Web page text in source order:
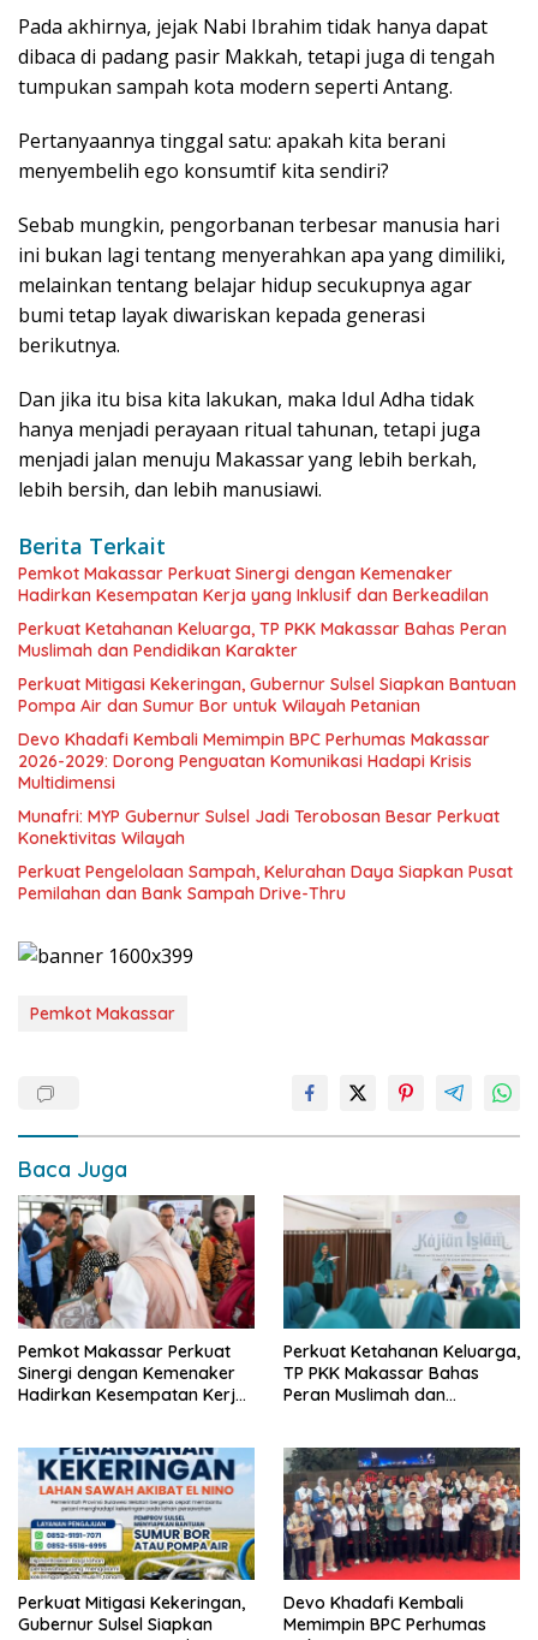
Pada akhirnya, jejak Nabi Ibrahim tidak hanya dapat
dibaca di padang pasir Makkah, tetapi juga di tengah
tumpukan sampah kota modern seperti Antang.
Pertanyaannya tinggal satu: apakah kita berani
menyembelih ego konsumtif kita sendiri?
Sebab mungkin, pengorbanan terbesar manusia hari
ini bukan lagi tentang menyerahkan apa yang dimiliki,
melainkan tentang belajar hidup secukupnya agar
bumi tetap layak diwariskan kepada generasi
berikutnya.
Dan jika itu bisa kita lakukan, maka Idul Adha tidak
hanya menjadi perayaan ritual tahunan, tetapi juga
menjadi jalan menuju Makassar yang lebih berkah,
lebih bersih, dan lebih manusiawi.
Berita Terkait
Pemkot Makassar Perkuat Sinergi dengan Kemenaker
Hadirkan Kesempatan Kerja yang Inklusif dan Berkeadilan
Perkuat Ketahanan Keluarga, TP PKK Makassar Bahas Peran
Muslimah dan Pendidikan Karakter
Perkuat Mitigasi Kekeringan, Gubernur Sulsel Siapkan Bantuan
Pompa Air dan Sumur Bor untuk Wilayah Petanian
Devo Khadafi Kembali Memimpin BPC Perhumas Makassar
2026-2029: Dorong Penguatan Komunikasi Hadapi Krisis
Multidimensi
Munafri: MYP Gubernur Sulsel Jadi Terobosan Besar Perkuat
Konektivitas Wilayah
Perkuat Pengelolaan Sampah, Kelurahan Daya Siapkan Pusat
Pemilahan dan Bank Sampah Drive-Thru
Pemkot Makassar
Baca Juga
Pemkot Makassar Perkuat
Sinergi dengan Kemenaker
Hadirkan Kesempatan Kerja
Perkuat Ketahanan Keluarga,
TP PKK Makassar Bahas
Peran Muslimah dan
Perkuat Mitigasi Kekeringan,
Gubernur Sulsel Siapkan
Devo Khadafi Kembali
Memimpin BPC Perhumas